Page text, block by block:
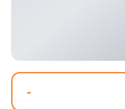
-